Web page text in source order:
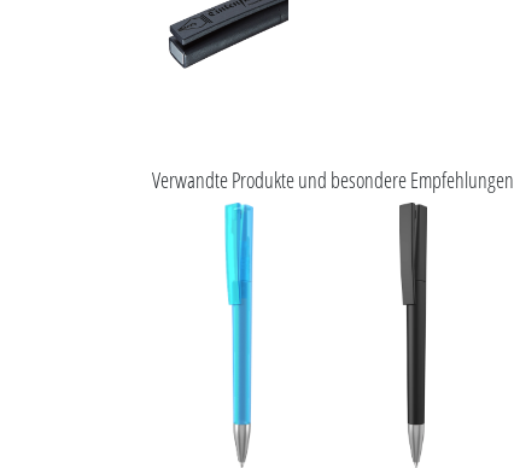
Verwandte Produkte und besondere Empfehlungen